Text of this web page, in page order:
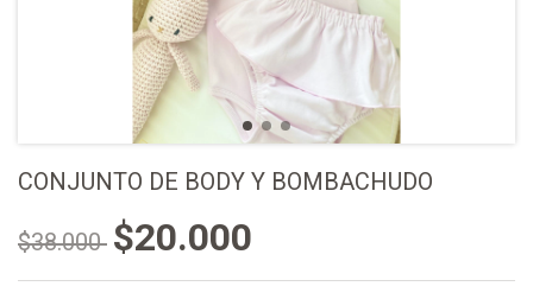
CONJUNTO DE BODY Y BOMBACHUDO
$38.000 $20.000